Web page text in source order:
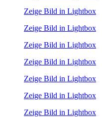
Zeige Bild in Lightbox
Zeige Bild in Lightbox
Zeige Bild in Lightbox
Zeige Bild in Lightbox
Zeige Bild in Lightbox
Zeige Bild in Lightbox
Zeige Bild in Lightbox